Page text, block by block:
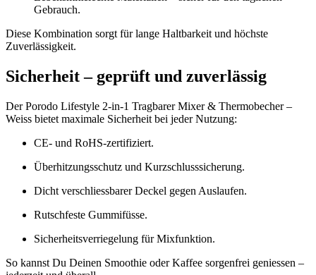
Gebrauch.
Diese Kombination sorgt für lange Haltbarkeit und höchste
Zuverlässigkeit.
Sicherheit – geprüft und zuverlässig
Der Porodo Lifestyle 2-in-1 Tragbarer Mixer & Thermobecher –
Weiss bietet maximale Sicherheit bei jeder Nutzung:
CE- und RoHS-zertifiziert.
Überhitzungsschutz und Kurzschlusssicherung.
Dicht verschliessbarer Deckel gegen Auslaufen.
Rutschfeste Gummifüsse.
Sicherheitsverriegelung für Mixfunktion.
So kannst Du Deinen Smoothie oder Kaffee sorgenfrei geniessen –